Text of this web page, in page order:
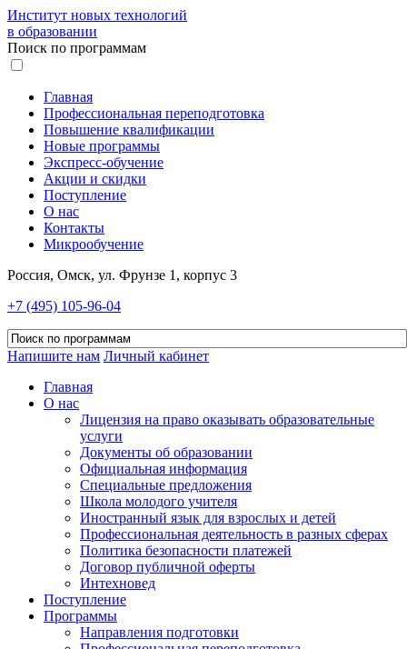
Институт новых технологий
в образовании
Поиск по программам
Главная
Профессиональная переподготовка
Повышение квалификации
Новые программы
Экспресс-обучение
Акции и скидки
Поступление
О нас
Контакты
Микрообучение
Россия, Омск, ул. Фрунзе 1, корпус 3
+7 (495) 105-96-04
Напишите нам Личный кабинет
Главная
О нас
Лицензия на право оказывать образовательные
услуги
Документы об образовании
Официальная информация
Специальные предложения
Школа молодого учителя
Иностранный язык для взрослых и детей
Профессиональная деятельность в разных сферах
Политика безопасности платежей
Договор публичной оферты
Интехновед
Поступление
Программы
Направления подготовки